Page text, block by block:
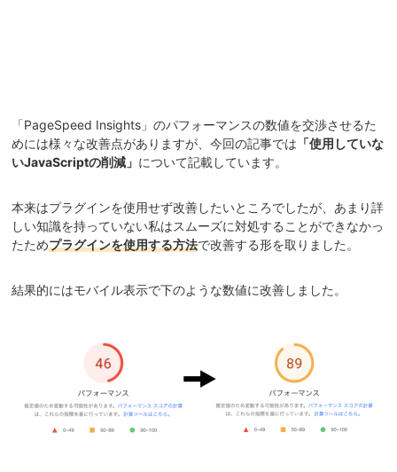
「PageSpeed Insights」のパフォーマンスの数値を交渉させるた
めには様々な改善点がありますが、今回の記事では 「使用していな
いJavaScriptの削減」 について記載しています。
本来はプラグインを使用せず改善したいところでしたが、あまり詳
しい知識を持っていない私はスムーズに対処することができなかっ
たためプラグインを使用する方法で改善する形を取りました。
結果的にはモバイル表示で下のような数値に改善しました。